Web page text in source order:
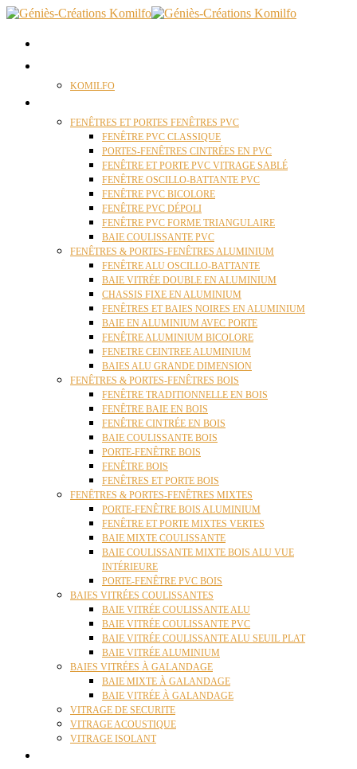
KOMILFO
FENÊTRES ET PORTES FENÊTRES PVC
FENÊTRE PVC CLASSIQUE
PORTES-FENÊTRES CINTRÉES EN PVC
FENÊTRE ET PORTE PVC VITRAGE SABLÉ
FENÊTRE OSCILLO-BATTANTE PVC
FENÊTRE PVC BICOLORE
FENÊTRE PVC DÉPOLI
FENÊTRE PVC FORME TRIANGULAIRE
BAIE COULISSANTE PVC
FENÊTRES & PORTES-FENÊTRES ALUMINIUM
FENÊTRE ALU OSCILLO-BATTANTE
BAIE VITRÉE DOUBLE EN ALUMINIUM
CHASSIS FIXE EN ALUMINIUM
FENÊTRES ET BAIES NOIRES EN ALUMINIUM
BAIE EN ALUMINIUM AVEC PORTE
FENÊTRE ALUMINIUM BICOLORE
FENETRE CEINTREE ALUMINIUM
BAIES ALU GRANDE DIMENSION
FENÊTRES & PORTES-FENÊTRES BOIS
FENÊTRE TRADITIONNELLE EN BOIS
FENÊTRE BAIE EN BOIS
FENÊTRE CINTRÉE EN BOIS
BAIE COULISSANTE BOIS
PORTE-FENÊTRE BOIS
FENÊTRE BOIS
FENÊTRES ET PORTE BOIS
FENÊTRES & PORTES-FENÊTRES MIXTES
PORTE-FENÊTRE BOIS ALUMINIUM
FENÊTRE ET PORTE MIXTES VERTES
BAIE MIXTE COULISSANTE
BAIE COULISSANTE MIXTE BOIS ALU VUE
INTÉRIEURE
PORTE-FENÊTRE PVC BOIS
BAIES VITRÉES COULISSANTES
BAIE VITRÉE COULISSANTE ALU
BAIE VITRÉE COULISSANTE PVC
BAIE VITRÉE COULISSANTE ALU SEUIL PLAT
BAIE VITRÉE ALUMINIUM
BAIES VITRÉES À GALANDAGE
BAIE MIXTE À GALANDAGE
BAIE VITRÉE À GALANDAGE
VITRAGE DE SECURITE
VITRAGE ACOUSTIQUE
VITRAGE ISOLANT